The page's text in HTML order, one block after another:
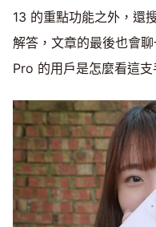
13 的重點功能之外，還
解答，文章的最後也會
Pro 的用戶是怎麼看這